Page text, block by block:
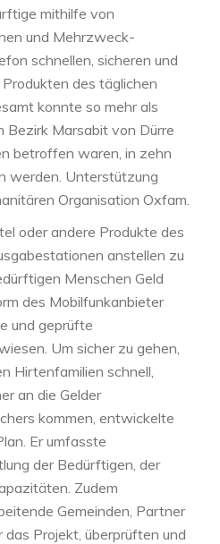
mithilfe von
und Mehrzweck-
schnellen, sicheren und
des täglichen
konnte so mehr als
Bezirk Marsabit von Dürre
betroffen waren, in zehn
werden. Unterstützung
Organisation Oxfam.
oder andere Produkte des
anstellen zu
Menschen Geld
des Mobilfunkanbieter
und geprüfte
Um sicher zu gehen,
Hirtenfamilien schnell,
an die Gelder
kommen, entwickelte
Er umfasste
der Bedürftigen, der
Zudem
Gemeinden, Partner
Projekt, überprüften und